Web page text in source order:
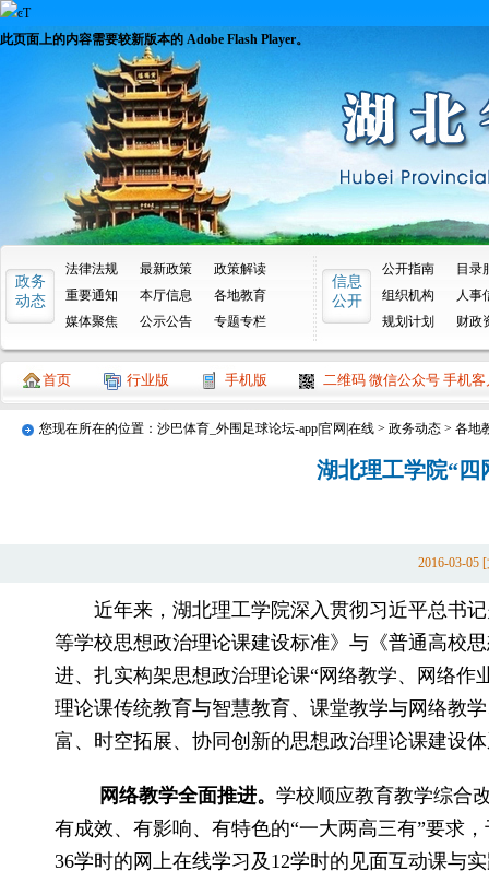
此页面上的内容需要较新版本的 Adobe Flash Player。
政务
动态
法律法规 最新政策
政策解读
重要通知
本厅信息
各地教育
媒体聚焦
公示公告 专题专栏
信息
公开
公开指南
目录
组织机构
人事
规划计划
财政
首页 行业版 手机版 二维码 微信公众号 手机客
您现在所在的位置： 沙巴体育_外围足球论坛-app|官网|在线> 政务动态> 各地
湖北理工学院“四
2016-03-05
近年来，湖北理工学院深入贯彻习近平总书
等学校思想政治理论课建设标准》与《普通高校
进、扎实构架思想政治理论课“网络教学、网络作
理论课传统教育与智慧教育、课堂教学与网络教
富、时空拓展、协同创新的思想政治理论课建设
网络教学全面推进。 学校顺应教育教学综合
有成效、有影响、有特色的“一大两高三有”要求
36学时的网上在线学习及12学时的见面互动课与